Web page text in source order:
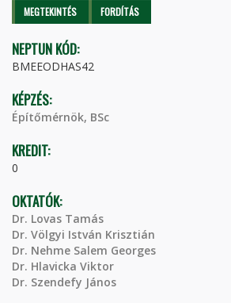
Elsődleges fülek
MEGTEKINTÉS (AKTÍVFORDÍTÁS
NEPTUN KÓD:
BMEEODHAS42
KÉPZÉS:
Építőmérnök, BSc
KREDIT:
0
OKTATÓK:
Dr. Lovas Tamás
Dr. Völgyi István Krisztián
Dr. Nehme Salem Georges
Dr. Hlavicka Viktor
Dr. Szendefy János